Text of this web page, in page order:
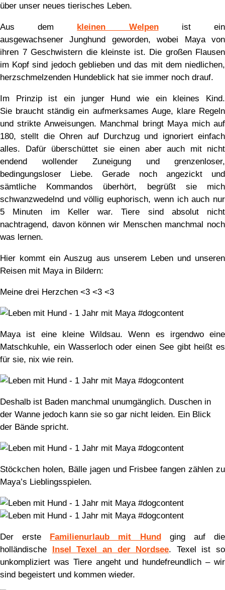
über unser neues tierisches Leben.
Aus dem kleinen Welpenist ein
ausgewachsener Junghund geworden, wobei Maya von
ihren 7 Geschwistern die kleinste ist. Die großen Flausen
im Kopf sind jedoch geblieben und das mit dem niedlichen,
herzschmelzenden Hundeblick hat sie immer noch drauf.
Im Prinzip ist ein junger Hund wie ein kleines Kind.
Sie braucht ständig ein aufmerksames Auge, klare Regeln
und strikte Anweisungen. Manchmal bringt Maya mich auf
180, stellt die Ohren auf Durchzug und ignoriert einfach
alles. Dafür überschüttet sie einen aber auch mit nicht
endend wollender Zuneigung und grenzenloser,
bedingungsloser Liebe. Gerade noch angezickt und
sämtliche Kommandos überhört, begrüßt sie mich
schwanzwedelnd und völlig euphorisch, wenn ich auch nur
5 Minuten im Keller war. Tiere sind absolut nicht
nachtragend, davon können wir Menschen manchmal noch
was lernen.
Hier kommt ein Auszug aus unserem Leben und unseren
Reisen mit Maya in Bildern:
Meine drei Herzchen <3 <3 <3
Maya ist eine kleine Wildsau. Wenn es irgendwo eine
Matschkuhle, ein Wasserloch oder einen See gibt heißt es
für sie, nix wie rein.
Deshalb ist Baden manchmal unumgänglich. Duschen in
der Wanne jedoch kann sie so gar nicht leiden. Ein Blick
der Bände spricht.
Stöckchen holen, Bälle jagen und Frisbee fangen zählen zu
Maya’s Lieblingsspielen.
Der erste Familienurlaub mit Hundging auf die
holländische Insel Texel an der Nordsee. Texel ist so
unkompliziert was Tiere angeht und hundefreundlich – wir
sind begeistert und kommen wieder.